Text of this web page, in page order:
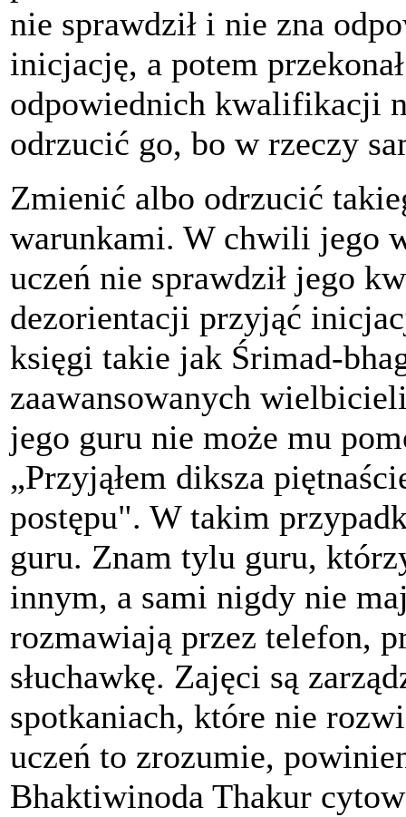
nie sprawdził i nie zna
inicjację, a potem
odpowiednich kwalifikacji
odrzucić go, bo w rzeczy
Zmienić albo odrzucić
warunkami. W chwili jego
uczeń nie sprawdził jego
dezorientacji przyjąć
księgi takie jak Śrimad-
zaawansowanych
jego guru nie może mu
„Przyjąłem diksza
postępu". W takim
guru. Znam tylu guru,
innym, a sami nigdy nie
rozmawiają przez telefon,
słuchawkę. Zajęci są
spotkaniach, które nie
uczeń to zrozumie,
Bhaktiwinoda Thakur